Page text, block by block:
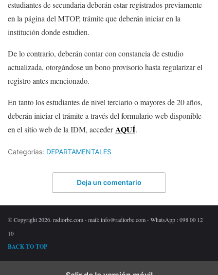
estudiantes de secundaria deberán estar registrados previamente
en la página del MTOP, trámite que deberán iniciar en la
institución donde estudien.
De lo contrario, deberán contar con constancia de estudio
actualizada, otorgándose un bono provisorio hasta regularizar el
registro antes mencionado.
En tanto los estudiantes de nivel terciario o mayores de 20 años,
deberán iniciar el trámite a través del formulario web disponible
en el sitio web de la IDM, accederAQUÍ.
Categorías: DEPARTAMENTALES
Deja un comentario
© Copyright 2026. radiorbc.com - mail: info@radiorbc.com - WhatsApp : 098 00 12
10
BACK TO TOP